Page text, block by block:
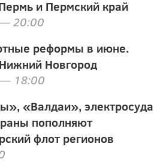
и Пермский край
20:00
реформы в июне.
Новгород
18:00
«Валдаи», электросуда
пополняют
флот регионов